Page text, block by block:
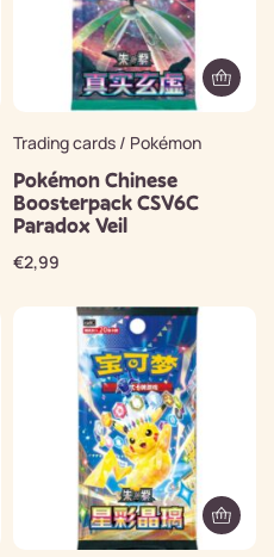
Trading cards / Pokémon
Pokémon Chinese
Boosterpack CSV6C
Paradox Veil
€2,99